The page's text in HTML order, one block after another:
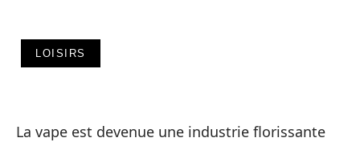
LOISIRS
La vape est devenue une industrie florissante